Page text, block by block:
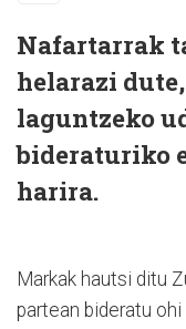
Nafartarrak
helarazi
laguntzeko
bideraturiko
harira.
Markak hautsi ditu
partean bideratu